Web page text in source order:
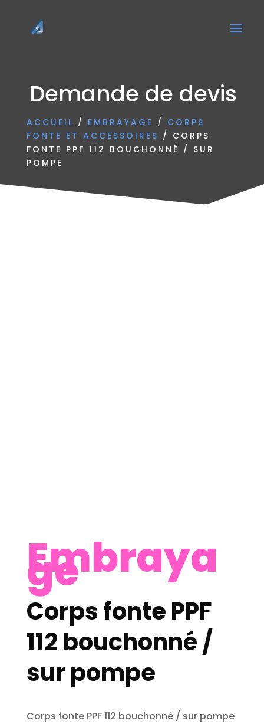
Demande de devis
ACCUEIL / EMBRAYAGE / CORPS
FONTE ET ACCESSOIRES / CORPS
FONTE PPF 112 BOUCHONNÉ / SUR
POMPE
Embraya
ge
Corps fonte PPF
112 bouchonné /
sur pompe
Corps fonte PPF 112 bouchonné / sur pompe